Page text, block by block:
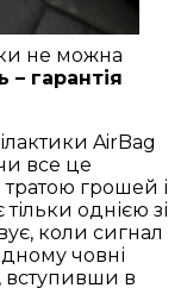
не можна
– гарантія
AirBag
все це
грошей і
однією зі
коли сигнал
човні
вступивши в